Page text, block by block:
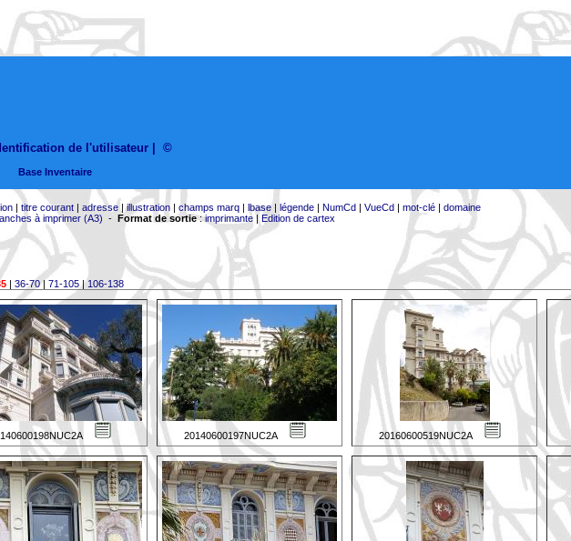
de l'utilisateur ©
Base Inventaire
| titre courant| adresse|illustration| champs marq| lbase| légende| NumCd| VueCd| mot-clé| domaine
à imprimer (A3) - Format de sortie:imprimante| Edition de cartex
| 36-70| 71-105|106-138
20140600197NUC2A 20160600519NUC2A